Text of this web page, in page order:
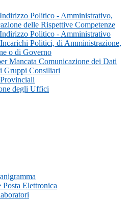
Politico - Amministrativo,
delle Rispettive Competenze
Politico - Amministrativo
Politici, di Amministrazione,
o di Governo
Mancata Comunicazione dei Dati
Gruppi Consiliari
degli Uffici
Posta Elettronica